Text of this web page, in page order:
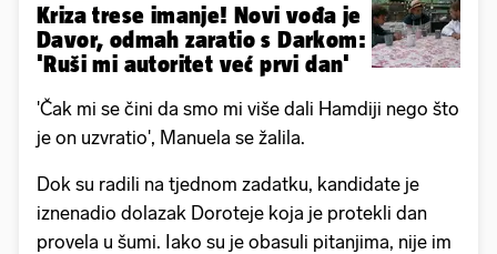
Kriza trese imanje! Novi vođa je
Davor, odmah zaratio s Darkom:
'Ruši mi autoritet već prvi dan'
'Čak mi se čini da smo mi više dali Hamdiji nego što
je on uzvratio', Manuela se žalila.
Dok su radili na tjednom zadatku, kandidate je
iznenadio dolazak Doroteje koja je protekli dan
provela u šumi. Iako su je obasuli pitanjima, nije im